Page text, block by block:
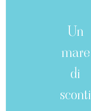
Un
mare
di
sconti